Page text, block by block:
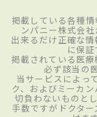
掲載している各種
ンパニー株式会
出来るだけ正確な
に保
掲載されている医
必ず該当の
当サービスによっ
ク、およびミーカ
切負わないものと
手数ですがドクタ